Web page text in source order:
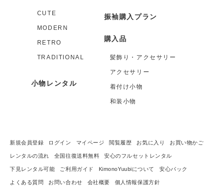
CUTE
MODERN
RETRO
TRADITIONAL
小物レンタル
振袖購入プラン
購入品
髪飾り・アクセサリー
アクセサリー
着付け小物
和装小物
新規会員登録 ログイン マイページ 閲覧履歴 お気に入り お買い物かご
レンタルの流れ 全国往復送料無料 安心のフルセットレンタル
下見レンタル可能 ご利用ガイド KimonoYuubiについて 安心パック
よくある質問 お問い合わせ 会社概要 個人情報保護方針